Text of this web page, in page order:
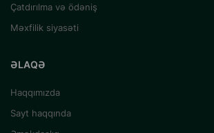
Çatdırılma və ödəniş
Məxfilik siyasəti
ƏLAQƏ
Haqqımızda
Sayt haqqında